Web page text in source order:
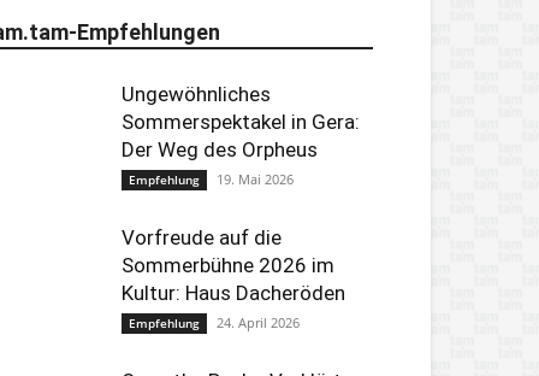
Empfehlungen
Ungewöhnliches
Sommerspektakel in Gera:
Der Weg des Orpheus
Empfehlung 19. Mai 2026
Vorfreude auf die
Sommerbühne 2026 im
Kultur: Haus Dacheröden
Empfehlung 24. April 2026